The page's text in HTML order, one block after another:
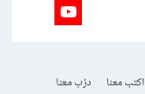
اكتب معنا
درّب معنا